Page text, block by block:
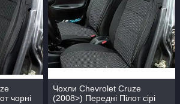
чорні
Чохли Chevrolet Cruze
(2008>) Передні Пілот сірі